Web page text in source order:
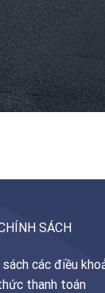
SÁCH
sách các điều
thanh toán